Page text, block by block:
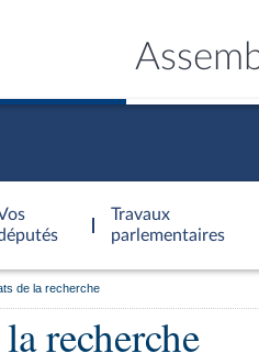
Travaux
parlementaires
de la recherche
recherche